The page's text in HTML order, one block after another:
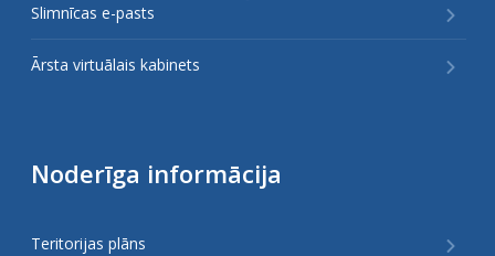
Slimnīcas e-pasts
Ārsta virtuālais kabinets
Noderīga informācija
Teritorijas plāns